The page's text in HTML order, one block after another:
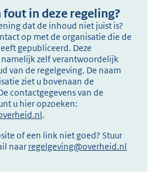
fout in deze regeling?
dat de inhoud niet juist is?
op met de organisatie die de
gepubliceerd. Deze
namelijk zelf verantwoordelijk
van de regelgeving. De naam
ziet u bovenaan de
contactgegevens van de
u hier opzoeken:
.
of een link niet goed? Stuur
naar regelgeving@overheid.nl